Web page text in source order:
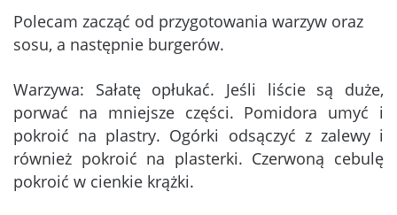
Polecam zacząć od przygotowania warzyw oraz
sosu, a następnie burgerów.
Warzywa: Sałatę opłukać. Jeśli liście są duże,
porwać na mniejsze części. Pomidora umyć i
pokroić na plastry. Ogórki odsączyć z zalewy i
również pokroić na plasterki. Czerwoną cebulę
pokroić w cienkie krążki.